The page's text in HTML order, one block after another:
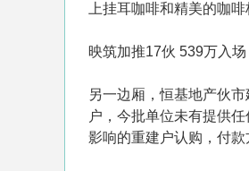
上挂耳咖啡和精美的咖
映筑加推17伙 539万入场
另一边厢，恒基地产伙
户，今批单位未有提供
影响的重建户认购，付款